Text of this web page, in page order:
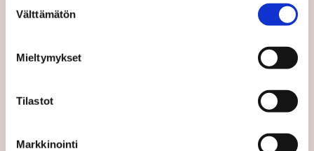
valinta
Välttämätön
Mieltymykset
Tilastot
Markkinointi
Sp-Koti Keskusyksikkö
Uutiset
Asiakastarinat